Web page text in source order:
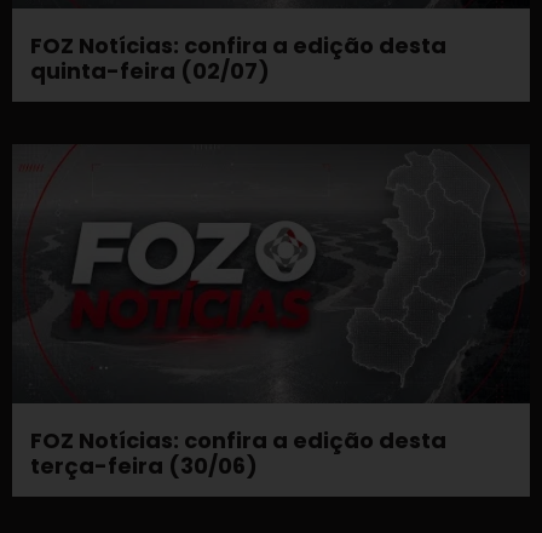
FOZ Notícias: confira a edição desta
quinta-feira (02/07)
FOZ Notícias: confira a edição desta
terça-feira (30/06)